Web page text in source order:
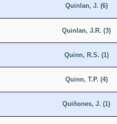
Quinlan, J. (6)
Quinlan, J.R. (3)
Quinn, R.S. (1)
Quinn, T.P. (4)
Quiñones, J. (1)